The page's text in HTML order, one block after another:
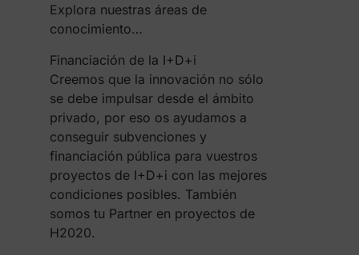
Explora nuestras áreas de
conocimiento…
Financiación de la I+D+i
Creemos que la innovación no sólo
se debe impulsar desde el ámbito
privado, por eso os ayudamos a
conseguir subvenciones y
financiación pública para vuestros
proyectos de I+D+i con las mejores
condiciones posibles. También
somos tu Partner en proyectos de
H2020.